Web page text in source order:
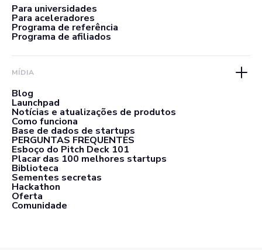
Para universidades
Para aceleradores
Programa de referência
Programa de afiliados
MÍDIA
Blog
Launchpad
Notícias e atualizações de produtos
Como funciona
Base de dados de startups
PERGUNTAS FREQUENTES
Esboço do Pitch Deck 101
Placar das 100 melhores startups
Biblioteca
Sementes secretas
Hackathon
Oferta
Comunidade